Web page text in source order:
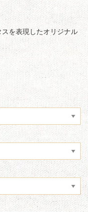
を表現したオリジナル